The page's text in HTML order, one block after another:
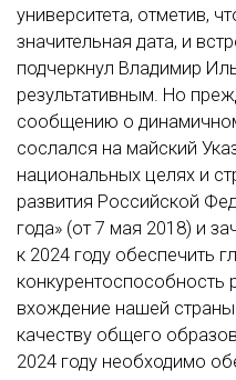
университета, отметив,
значительная дата, и
подчеркнул Владимир
результативным. Но
сообщению о
сослался на майский
национальных целях и
развития Российской
года» (от 7 мая 2018) и
к 2024 году обеспечить
конкурентоспособность
вхождение нашей
качеству общего
2024 году необходимо